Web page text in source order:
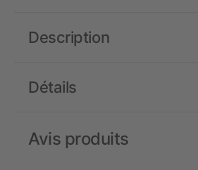
Détails
Description
Avis produits